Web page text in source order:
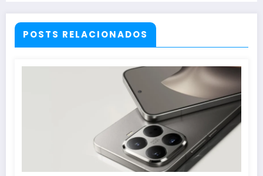
POSTS RELACIONADOS